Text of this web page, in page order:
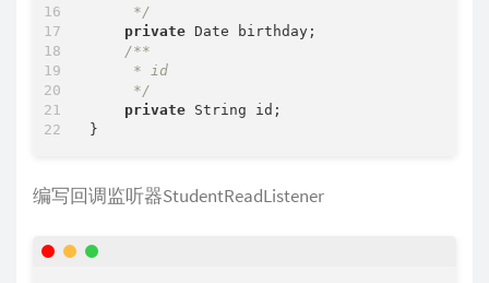
     */
private Date birthday;
/**
     * id
     */
private String id;
编写回调监听器StudentReadListener